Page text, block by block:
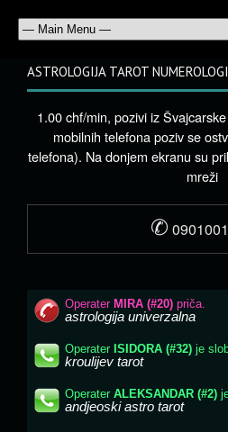
ASTROLOGIJA TAROT
1.00 chf/min, pozivi iz
mobilnih telefona poziv se
telefona). Na donjem ekranu su
mreži
✆